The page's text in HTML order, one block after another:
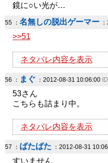
鏡に○い光が…
55 ： 名無しの脱出ゲーマー
>>51
ネタバレ内容を表示
56 ： まぐ ：2012-08-31 10:06:00
53さん
こちらも詰まり中。
ネタバレ内容を表示
57 ： ばたばた ：2012-08-31
すいません